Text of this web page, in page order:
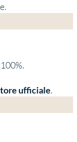
ufficiale.